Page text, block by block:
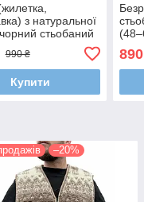
з натуральної
стьобаний
990 ₴
Купити
890
–20%